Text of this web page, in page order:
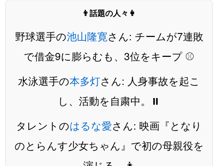
👨話題の人々👩
野球選手の池山隆寛さん: チームが7連敗
で借金9に膨らむも、3位をキープ ⚾️
水泳選手の本多灯さん: 人身事故を起こ
し、活動を自粛中。⏸️
タレントのはるな愛さん: 映画『となり
のとらんす少女ちゃん』で初の母親役を